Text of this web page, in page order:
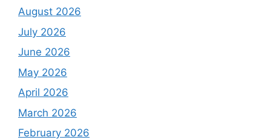
August 2026
July 2026
June 2026
May 2026
April 2026
March 2026
February 2026